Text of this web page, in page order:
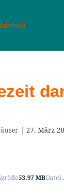
|27. März
53.97 MB